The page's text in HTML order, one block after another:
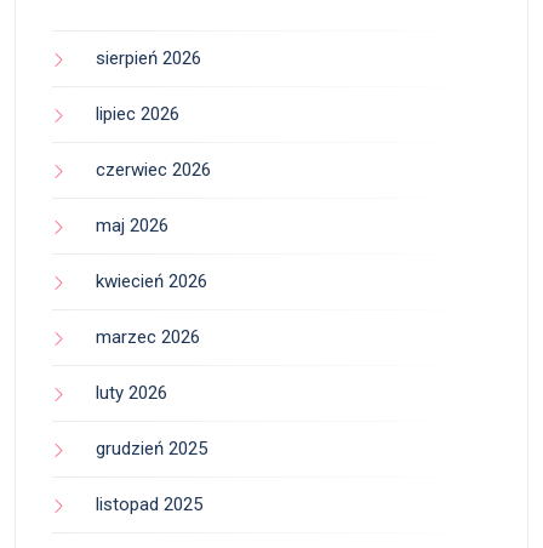
sierpień 2026
lipiec 2026
czerwiec 2026
maj 2026
kwiecień 2026
marzec 2026
luty 2026
grudzień 2025
listopad 2025